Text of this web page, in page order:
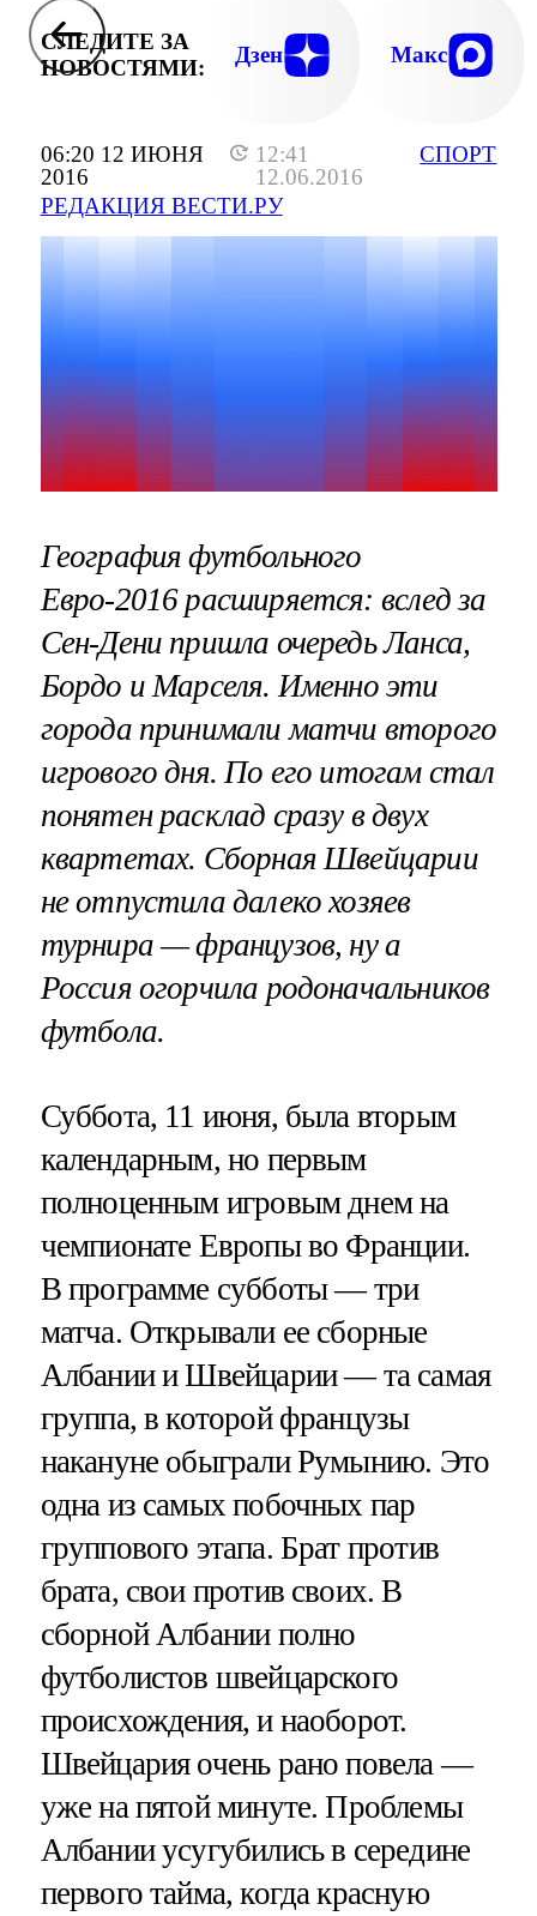
06:20 12 ИЮНЯ
2016
12:41
12.06.2016
РЕДАКЦИЯ ВЕСТИ.РУ
СПОРТ
СЛЕДИТЕ ЗА
НОВОСТЯМИ:
Дзен Макс
География футбольного
Евро-2016 расширяется: вслед за
Сен-Дени пришла очередь Ланса,
Бордо и Марселя. Именно эти
города принимали матчи второго
игрового дня. По его итогам стал
понятен расклад сразу в двух
квартетах. Сборная Швейцарии
не отпустила далеко хозяев
турнира — французов, ну а
Россия огорчила родоначальников
футбола.
Суббота, 11 июня, была вторым
календарным, но первым
полноценным игровым днем на
чемпионате Европы во Франции.
В программе субботы — три
матча. Открывали ее сборные
Албании и Швейцарии — та самая
группа, в которой французы
накануне обыграли Румынию. Это
одна из самых побочных пар
группового этапа. Брат против
брата, свои против своих. В
сборной Албании полно
футболистов швейцарского
происхождения, и наоборот.
Швейцария очень рано повела —
уже на пятой минуте. Проблемы
Албании усугубились в середине
первого тайма, когда красную